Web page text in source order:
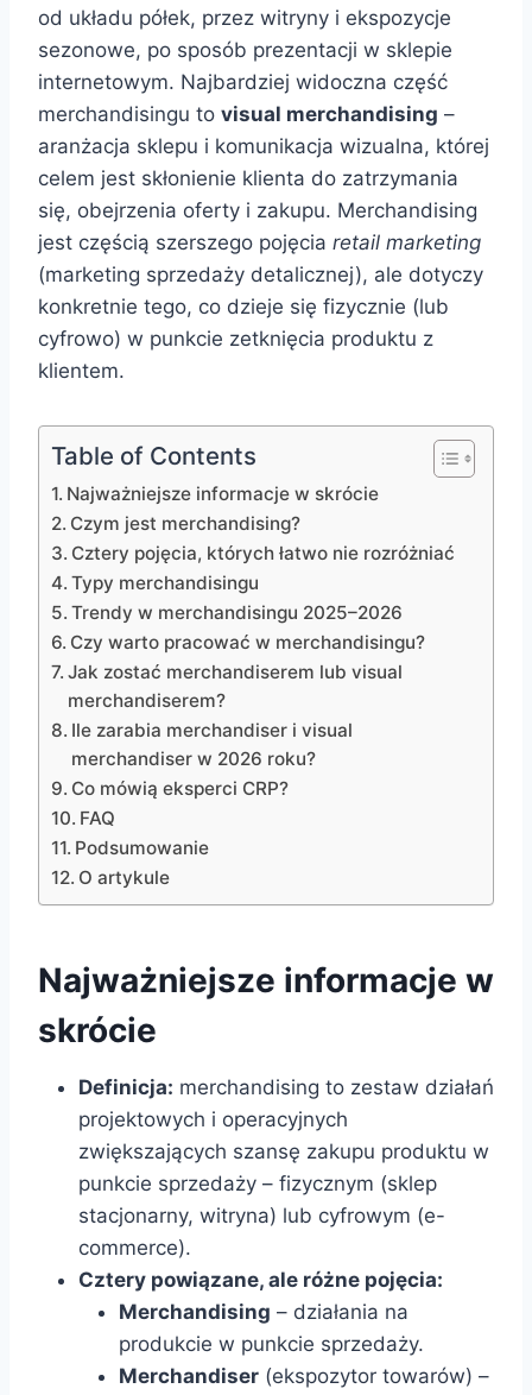
od układu półek, przez witryny i ekspozycje
sezonowe, po sposób prezentacji w sklepie
internetowym. Najbardziej widoczna część
merchandisingu to visual merchandising –
aranżacja sklepu i komunikacja wizualna, której
celem jest skłonienie klienta do zatrzymania
się, obejrzenia oferty i zakupu. Merchandising
jest częścią szerszego pojęcia retail marketing
(marketing sprzedaży detalicznej), ale dotyczy
konkretnie tego, co dzieje się fizycznie (lub
cyfrowo) w punkcie zetknięcia produktu z
klientem.
Table of Contents
Najważniejsze informacje w skrócie
Czym jest merchandising?
Cztery pojęcia, których łatwo nie rozróżniać
Typy merchandisingu
Trendy w merchandisingu 2025–2026
Czy warto pracować w merchandisingu?
Jak zostać merchandiserem lub visual
merchandiserem?
Ile zarabia merchandiser i visual
merchandiser w 2026 roku?
Co mówią eksperci CRP?
FAQ
Podsumowanie
O artykule
Najważniejsze informacje w
skrócie
Definicja: merchandising to zestaw działań
projektowych i operacyjnych
zwiększających szansę zakupu produktu w
punkcie sprzedaży – fizycznym (sklep
stacjonarny, witryna) lub cyfrowym (e-
commerce).
Cztery powiązane, ale różne pojęcia:
Merchandising – działania na
produkcie w punkcie sprzedaży.
Merchandiser (ekspozytor towarów) –